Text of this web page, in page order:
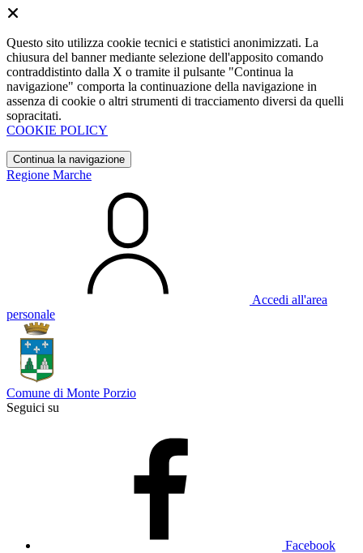
Questo sito utilizza cookie tecnici e statistici anonimizzati. La
chiusura del banner mediante selezione dell'apposito comando
contraddistinto dalla X o tramite il pulsante "Continua la
navigazione" comporta la continuazione della navigazione in
assenza di cookie o altri strumenti di tracciamento diversi da quelli
sopracitati.
COOKIE POLICY
Continua la navigazione
Regione Marche
Accedi all'area
personale
Comune di Monte Porzio
Seguici su
Facebook